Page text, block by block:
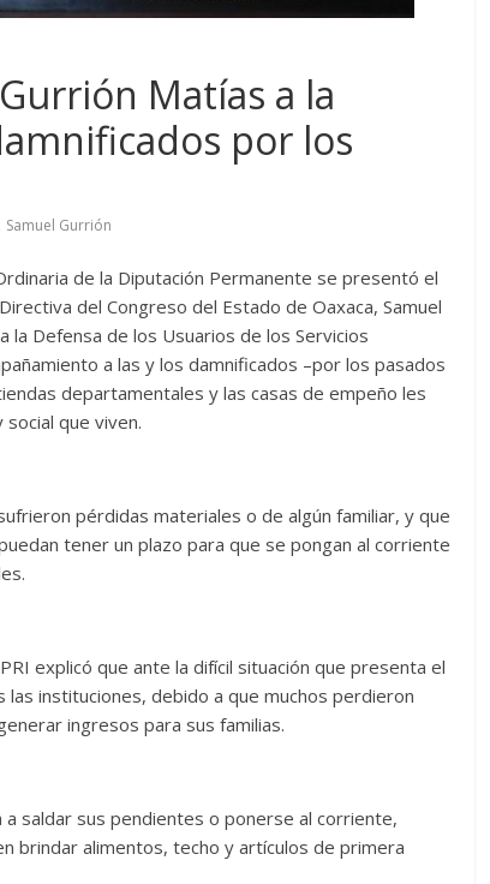
Matías a la
por los
Samuel Gurrión
de la Diputación Permanente se presentó el
del Congreso del Estado de Oaxaca, Samuel
la Defensa de los Usuarios de los Servicios
a las y los damnificados –por los pasados
departamentales y las casas de empeño les
que viven.
pérdidas materiales o de algún familiar, y que
tener un plazo para que se pongan al corriente
explicó que ante la difícil situación que presenta el
instituciones, debido a que muchos perdieron
ingresos para sus familias.
saldar sus pendientes o ponerse al corriente,
brindar alimentos, techo y artículos de primera